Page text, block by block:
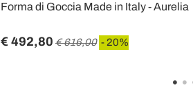
Forma di Goccia Made in Italy - Aurelia
€ 492,80 € 616,00 - 20%